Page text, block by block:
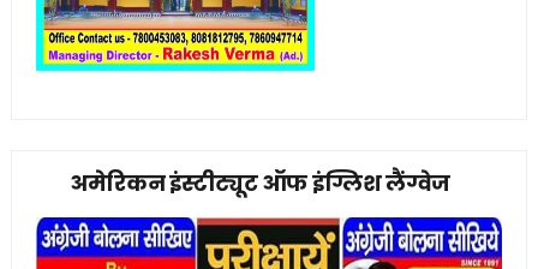
अमेरिकन इंस्टीट्यूट ऑफ इंग्लिश लैंग्वेज